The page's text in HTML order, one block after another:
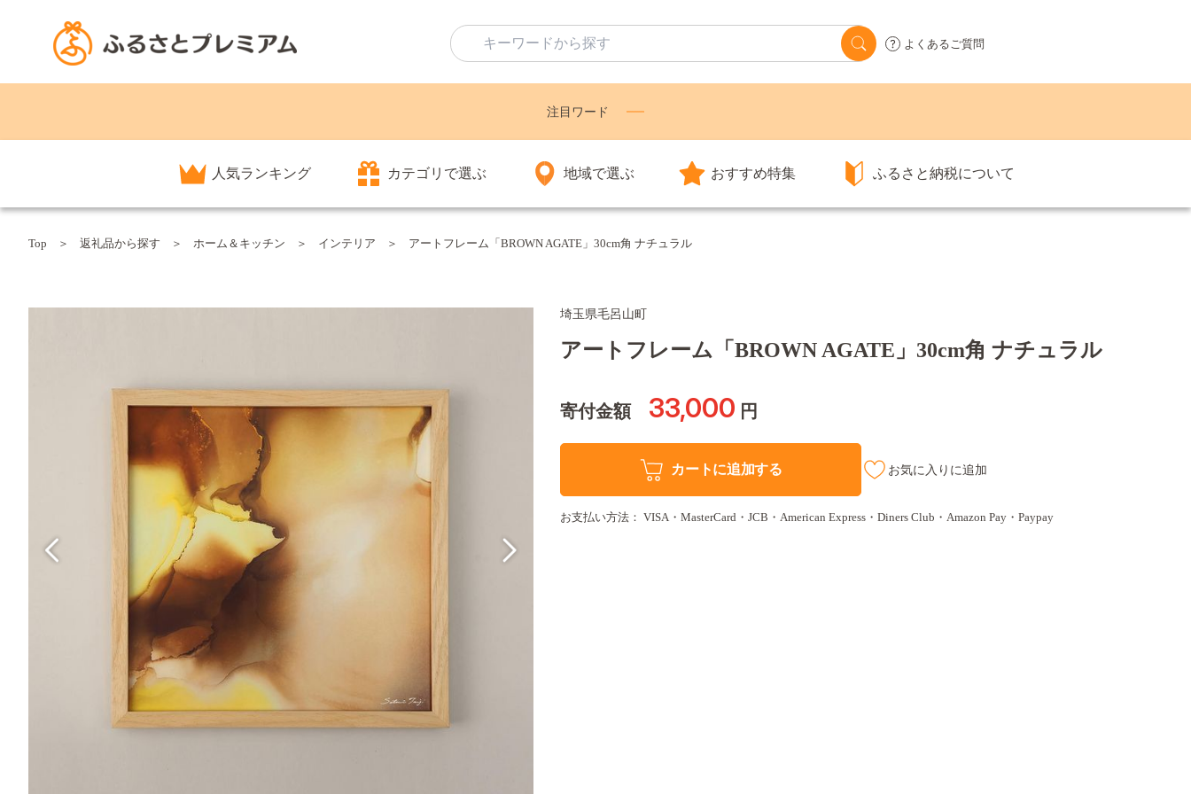
よくあるご質問
注目ワード
人気ランキング カテゴリで選ぶ 地域で選ぶ おすすめ特集 ふるさと納税について
Top 返礼品から探す ホーム＆キッチン インテリア アートフレーム「BROWN AGATE」30cm角 ナチュラル
埼玉県毛呂山町
アートフレーム「BROWN AGATE」30cm角 ナチュラル
寄付金額 33,000 円
カートに追加する お気に入りに追加
お支払い方法： VISA・MasterCard・JCB・American Express・Diners Club・Amazon Pay・Paypay